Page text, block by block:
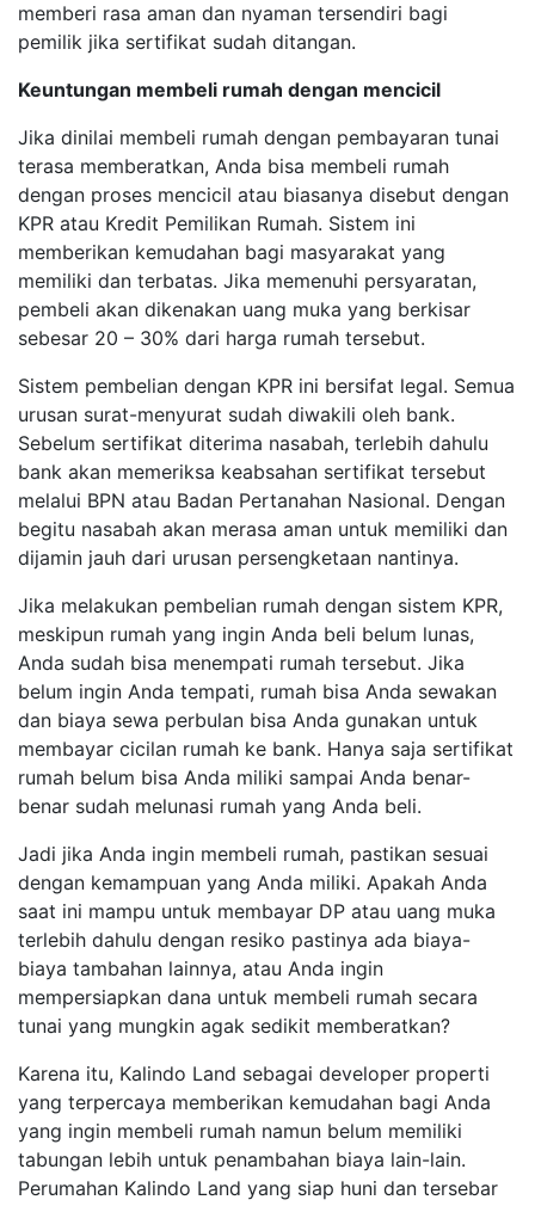
memberi rasa aman dan nyaman tersendiri bagi
pemilik jika sertifikat sudah ditangan.
Keuntungan membeli rumah dengan mencicil
Jika dinilai membeli rumah dengan pembayaran tunai
terasa memberatkan, Anda bisa membeli rumah
dengan proses mencicil atau biasanya disebut dengan
KPR atau Kredit Pemilikan Rumah. Sistem ini
memberikan kemudahan bagi masyarakat yang
memiliki dan terbatas. Jika memenuhi persyaratan,
pembeli akan dikenakan uang muka yang berkisar
sebesar 20 – 30% dari harga rumah tersebut.
Sistem pembelian dengan KPR ini bersifat legal. Semua
urusan surat-menyurat sudah diwakili oleh bank.
Sebelum sertifikat diterima nasabah, terlebih dahulu
bank akan memeriksa keabsahan sertifikat tersebut
melalui BPN atau Badan Pertanahan Nasional. Dengan
begitu nasabah akan merasa aman untuk memiliki dan
dijamin jauh dari urusan persengketaan nantinya.
Jika melakukan pembelian rumah dengan sistem KPR,
meskipun rumah yang ingin Anda beli belum lunas,
Anda sudah bisa menempati rumah tersebut. Jika
belum ingin Anda tempati, rumah bisa Anda sewakan
dan biaya sewa perbulan bisa Anda gunakan untuk
membayar cicilan rumah ke bank. Hanya saja sertifikat
rumah belum bisa Anda miliki sampai Anda benar-
benar sudah melunasi rumah yang Anda beli.
Jadi jika Anda ingin membeli rumah, pastikan sesuai
dengan kemampuan yang Anda miliki. Apakah Anda
saat ini mampu untuk membayar DP atau uang muka
terlebih dahulu dengan resiko pastinya ada biaya-
biaya tambahan lainnya, atau Anda ingin
mempersiapkan dana untuk membeli rumah secara
tunai yang mungkin agak sedikit memberatkan?
Karena itu, Kalindo Land sebagai developer properti
yang terpercaya memberikan kemudahan bagi Anda
yang ingin membeli rumah namun belum memiliki
tabungan lebih untuk penambahan biaya lain-lain.
Perumahan Kalindo Land yang siap huni dan tersebar